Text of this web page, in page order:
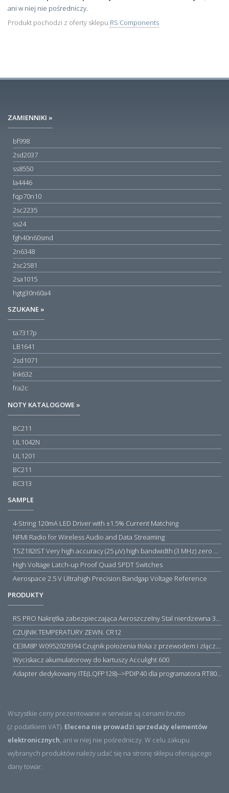
ani w niej nie pośredniczy.
Produkt pochodzi z oferty sklepu RS Components
ZAMIENNIKI »
bf998
2sd2037
ss8550
la4446
fqp70n10
2sc2235
ss24
fgh40n60smd
2n6348
2sc2581
2sa1015
hgtg30n60a4
SZUKANE »
ta7317p
LB1641
2sd1071
lnk632
fra2c
NOTY KATALOGOWE »
BC211
UL1042N
UL1201
BC211
BC313
SAMPLE
4-String 120mA LED Driver with ±1.5% Current Matching
NFMI Radio for Wireless Audio and Data Streaming
TSZ182IST Very high accuracy (25 µV) high bandwidth (3 MHz) zero drift 5 V operational amplifiers
High Voltage Latch-up Proof Quad SPDT Switches
Aerospace 2.5 V Ultrahigh Precision Bandgap Voltage Reference
PRODUKTY
RS PRO Nakrętka zabezpieczająca Aeroszczelny Stal nierdzewna 316 Zwykłe
CZUJNIK TEMPERATURY ZEWN. CR12
CE3M8P W0952029394 Czujnik położenia tłoka z przewodem i złączem M8, PNP NO, 10...30VDC, 100mA, METALWORK, METAL WORK jak MZT1-0
Wyciskacz akumulatorowy do kartuszy Acculight 600
Adapter dedykowany ITE(LQFP128)-->PDIP40 dla programatora RT809H/RT809F (simple)
Wszystkie ceny prezentowane w serwisie są cenami brutto
(z podatkiem VAT). Elecena nie prowadzi sprzedaży elementów
elektronicznych, ani w niej nie pośredniczy. W celu zakupu
wybranych produktów należy udać się na stronę sklepu oferującego
dany towar.